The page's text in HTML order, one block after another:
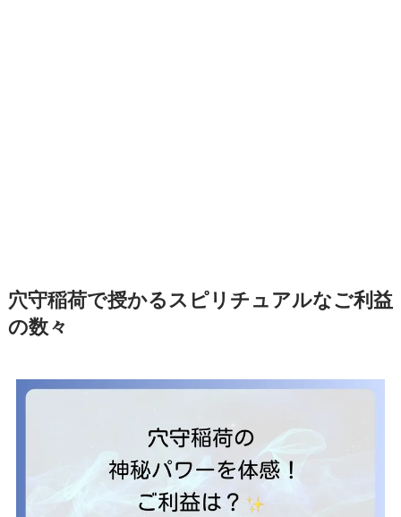
穴守稲荷で授かるスピリチュアルなご利益
の数々